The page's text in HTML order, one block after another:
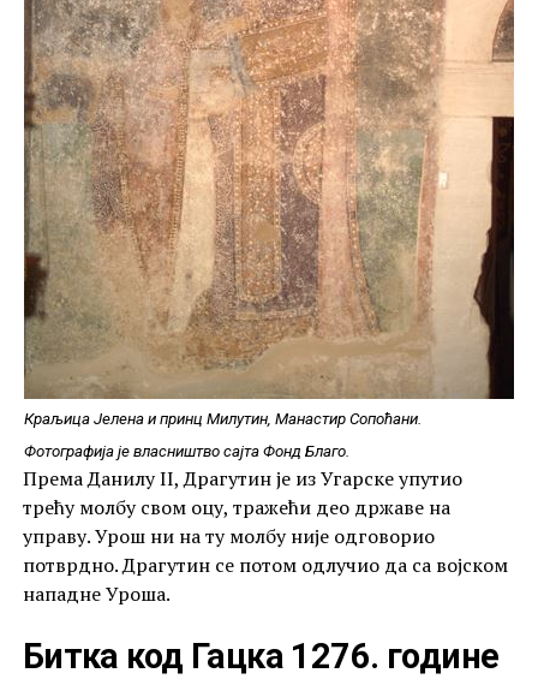
Краљица Јелена и принц Милутин, Манастир Сопоћани.
Фотографија је власништво сајта Фонд Благо.
Према Данилу II, Драгутин је из Угарске упутио
трећу молбу свом оцу, тражећи део државе на
управу. Урош ни на ту молбу није одговорио
потврдно. Драгутин се потом одлучио да са војском
нападне Уроша.
Битка код Гацка 1276. године